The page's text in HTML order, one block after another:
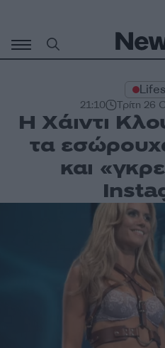
περιεχόμενο
21:10 Τρίτη 26
Η Χάιντι
τα
και